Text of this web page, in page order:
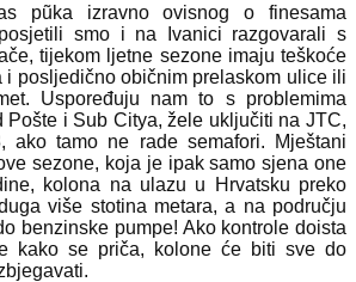
pũka izravno ovisnog o finesama
smo i na Ivanici razgovarali s
tijekom ljetne sezone imaju teškoće
i posljedično običnim prelaskom ulice ili
Uspoređuju nam to s problemima
Pošte i Sub Citya, žele uključiti na JTC,
ako tamo ne rade semafori. Mještani
sezone, koja je ipak samo sjena one
kolona na ulazu u Hrvatsku preko
više stotina metara, a na području
benzinske pumpe! Ako kontrole doista
kako se priča, kolone će biti sve do